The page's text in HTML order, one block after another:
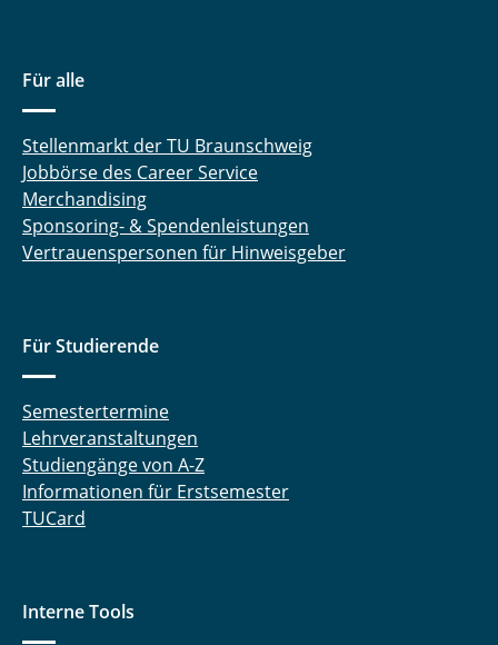
Für alle
Stellenmarkt der TU Braunschweig
Jobbörse des Career Service
Merchandising
Sponsoring- & Spendenleistungen
Vertrauenspersonen für Hinweisgeber
Für Studierende
Semestertermine
Lehrveranstaltungen
Studiengänge von A-Z
Informationen für Erstsemester
TUCard
Interne Tools